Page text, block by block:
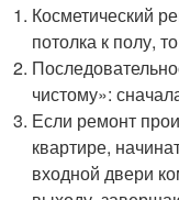
Косметический
потолка к полу,
чистому»:
Если ремонт
квартире,
входной двери